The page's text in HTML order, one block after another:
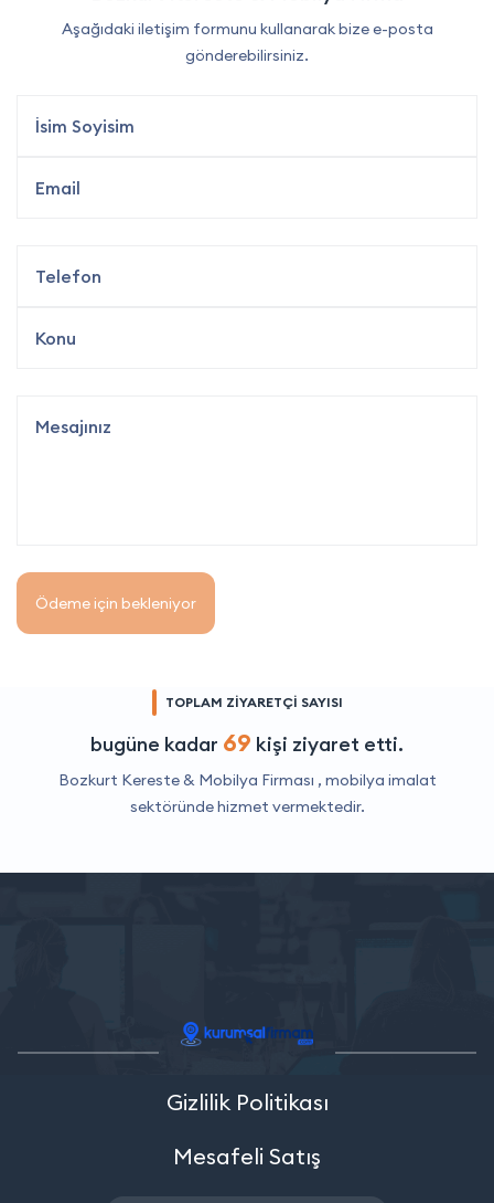
Aşağıdaki iletişim formunu kullanarak bize e-posta
gönderebilirsiniz.
Ödeme için bekleniyor
TOPLAM ZİYARETÇİ SAYISI
bugüne kadar 69 kişi ziyaret etti.
Bozkurt Kereste & Mobilya Firması , mobilya imalat
sektöründe hizmet vermektedir.
Gizlilik Politikası
Mesafeli Satış